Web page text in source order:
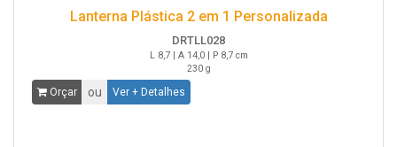
Lanterna Plástica 2 em 1 Personalizada
DRTLL028
L 8,7 | A 14,0 | P 8,7 cm
230 g
Orçar ou Ver + Detalhes